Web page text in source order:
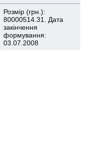
Розмір (грн.):
80000514.31. Дата
закінчення
формування:
03.07.2008